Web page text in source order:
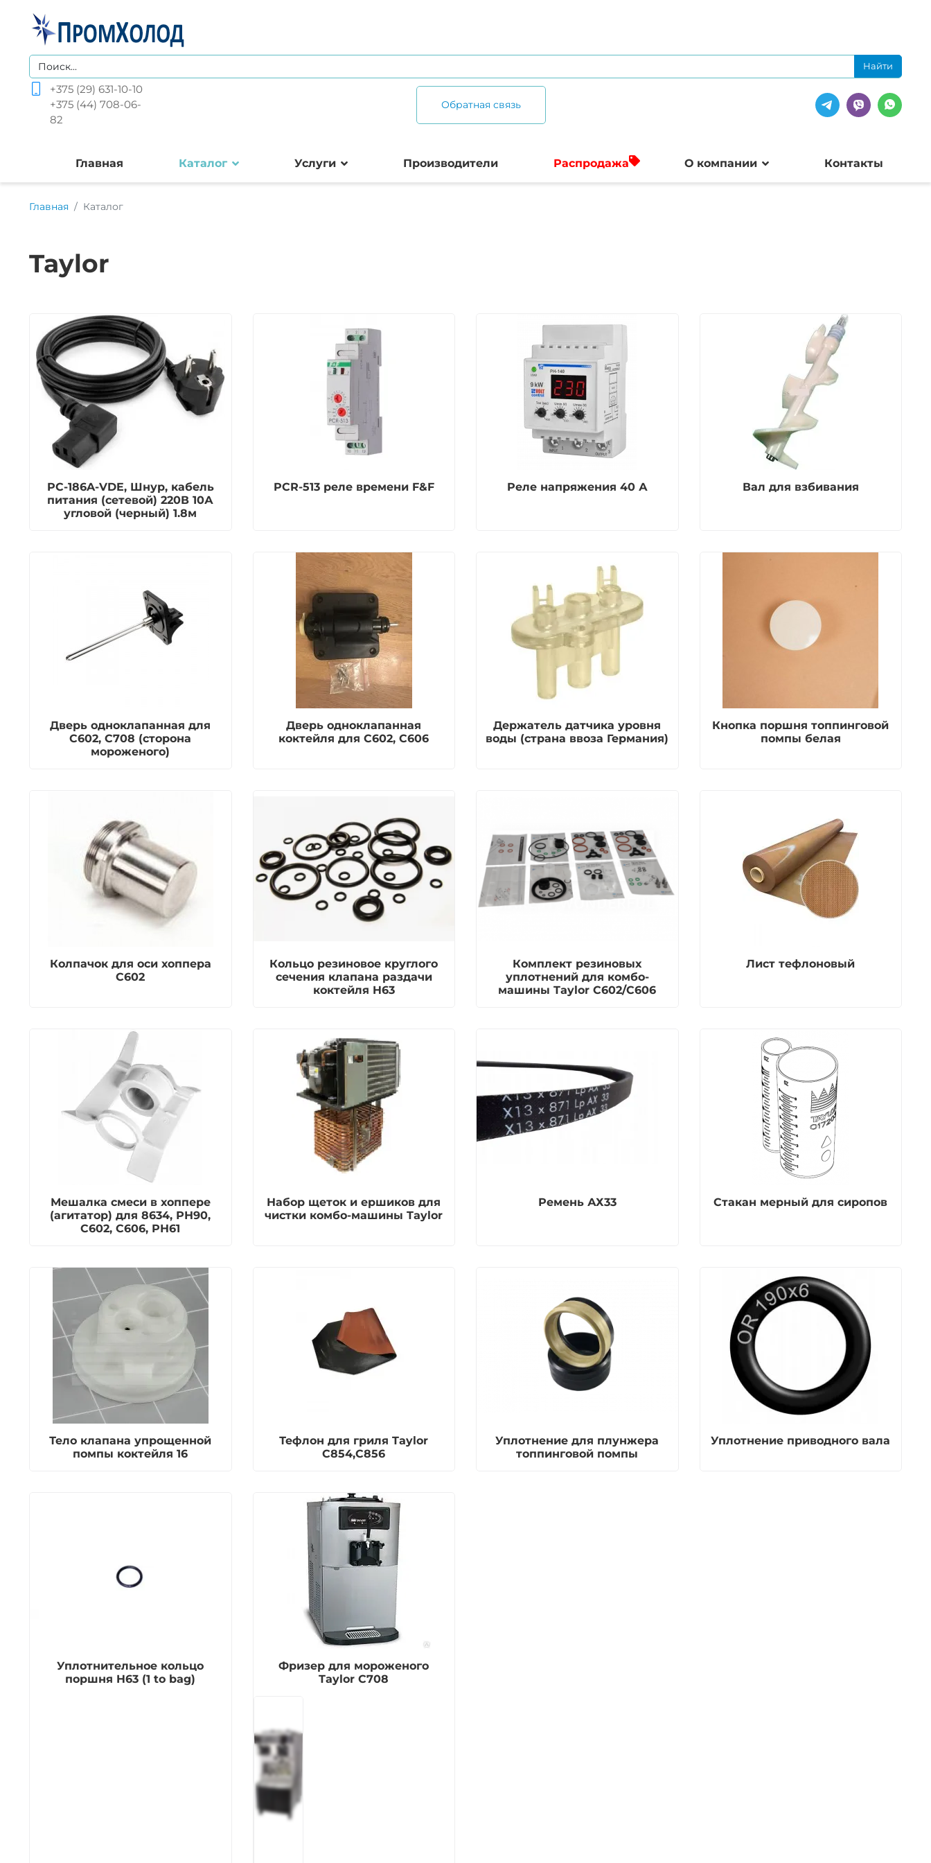
+375 (29) 631-10-10
+375 (44) 708-06-
82
Обратная связь
Главная Каталог Услуги Производители Распродажа О компании Контакты
Главная Каталог
Taylor
PC-186A-VDE, Шнур, кабель
питания (сетевой) 220В 10А
угловой (черный) 1.8м
PCR-513 реле времени F&F Pеле напряжения 40 А Вал для взбивания
Дверь одноклапанная для
С602, С708 (сторона
мороженого)
Дверь одноклапанная
коктейля для С602, С606
Держатель датчика уровня
воды (страна ввоза Германия)
Кнопка поршня топпинговой
помпы белая
Колпачок для оси хоппера
С602
Кольцо резиновое круглого
сечения клапана раздачи
коктейля H63
Комплект резиновых
уплотнений для комбо-
машины Taylor C602/C606
Лист тефлоновый
Мешалка смеси в хоппере
(агитатор) для 8634, РН90,
С602, С606, РН61
Набор щеток и ершиков для
чистки комбо-машины Taylor
Ремень АХ33 Стакан мерный для сиропов
Тело клапана упрощенной
помпы коктейля 16
Тефлон для гриля Taylor
С854,С856
Уплотнение для плунжера
топпинговой помпы
Уплотнение приводного вала
Уплотнительное кольцо
поршня H63 (1 to bag)
Фризер для мороженого
Taylor С708